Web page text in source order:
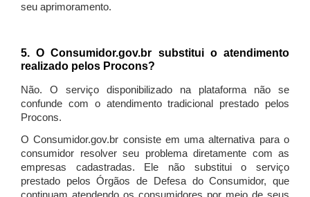
seu aprimoramento.
5. O Consumidor.gov.br substitui o atendimento
realizado pelos Procons?
Não. O serviço disponibilizado na plataforma não se
confunde com o atendimento tradicional prestado pelos
Procons.
O Consumidor.gov.br consiste em uma alternativa para o
consumidor resolver seu problema diretamente com as
empresas cadastradas. Ele não substitui o serviço
prestado pelos Órgãos de Defesa do Consumidor, que
continuam atendendo os consumidores por meio de seus